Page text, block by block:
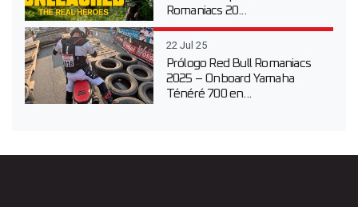
Romaniacs 20...
22 Jul 25
Prólogo Red Bull Romaniacs
2025 – Onboard Yamaha
Ténéré 700 en...